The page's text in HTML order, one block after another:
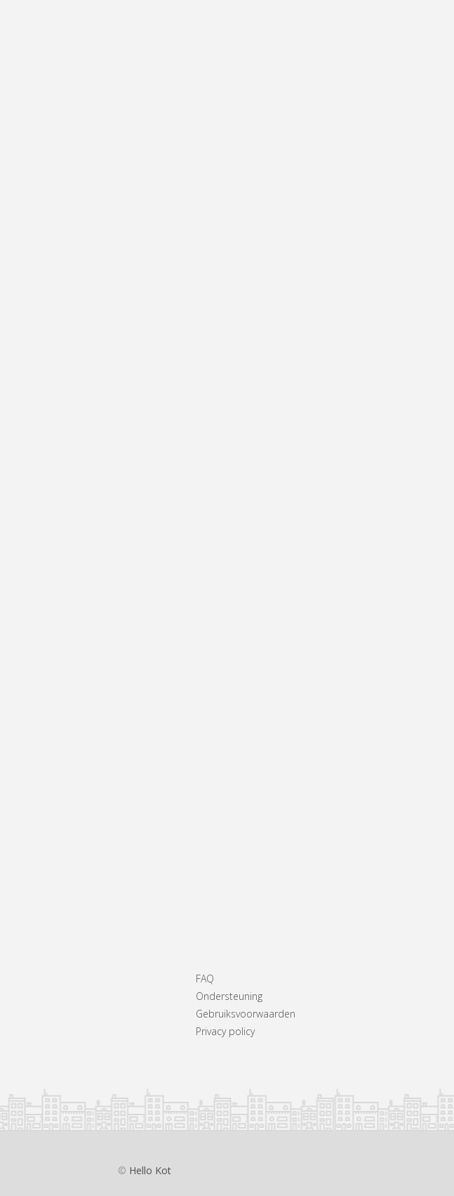
FAQ
Ondersteuning
Gebruiksvoorwaarden
Privacy policy
© Hello Kot